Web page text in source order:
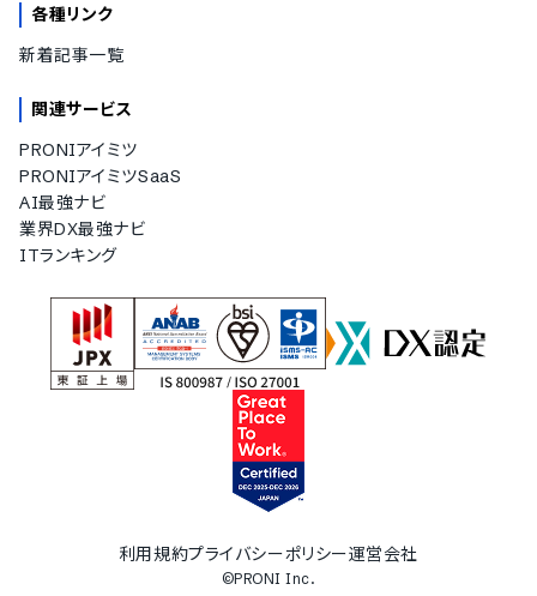
各種リンク
新着記事一覧
関連サービス
PRONIアイミツ
PRONIアイミツSaaS
AI最強ナビ
業界DX最強ナビ
ITランキング
利用規約プライバシーポリシー運営会社
©PRONI Inc.